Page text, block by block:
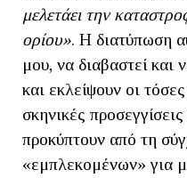
μελετάει την
ορίου». Η διατύπωση
μου, να διαβαστεί και
και εκλείψουν οι
σκηνικές
προκύπτουν από τη
«εμπλεκομένων» για